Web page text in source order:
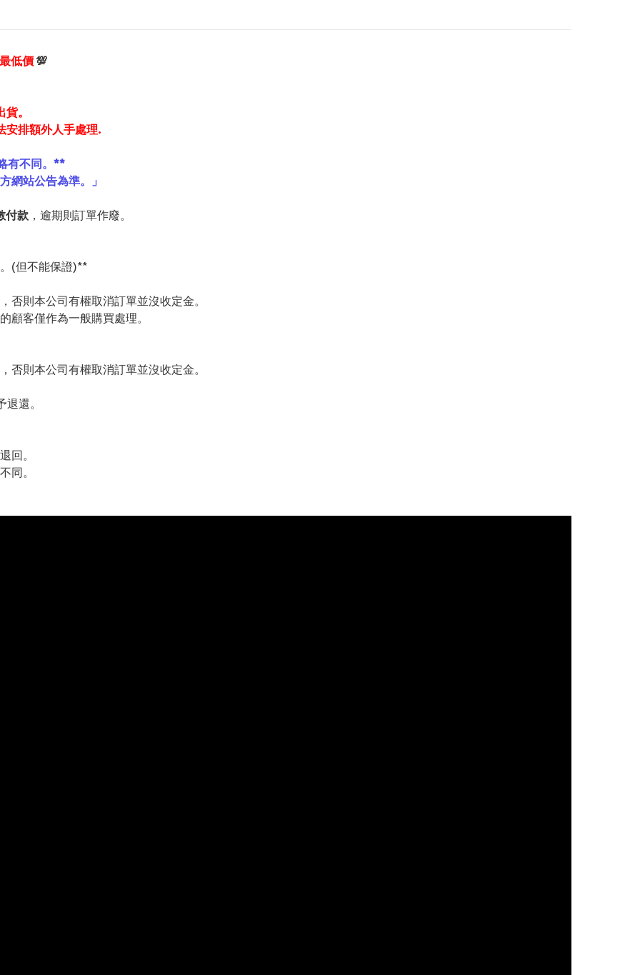
低價 💯
。
安排額外人手處理.
有不同。**
網站公告為準。」
付款 ，逾期則訂單作廢。
(但不能保證)**
否則本公司有權取消訂單並沒收定金。
顧客僅作為一般購買處理。
否則本公司有權取消訂單並沒收定金。
還。
回。
同。